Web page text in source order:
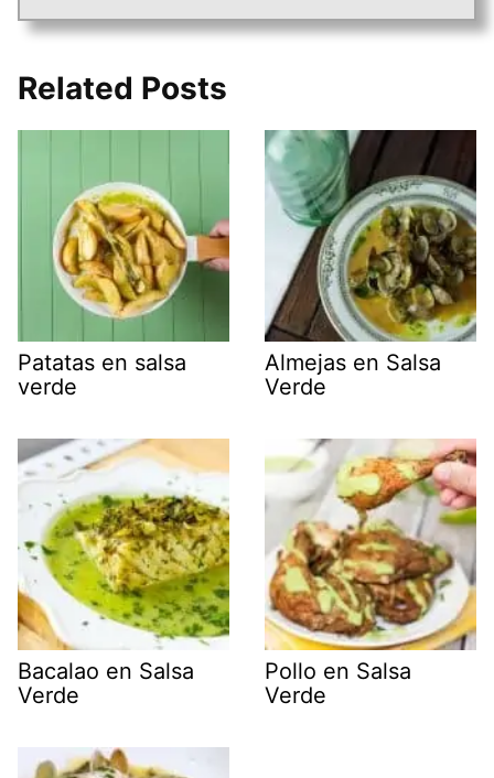
Related Posts
Patatas en salsa
verde
Almejas en Salsa
Verde
Bacalao en Salsa
Verde
Pollo en Salsa
Verde